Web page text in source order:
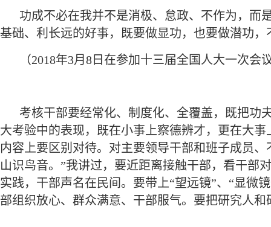
功成不必在我并不是消极、怠政、不作为，而
基础、利长远的好事，既要做显功，也要做潜功
（2018年3月8日在参加十三届全国人大一次
考核干部要经常化、制度化、全覆盖，既把功
大考验中的表现，既在小事上察德辨才，更在大
内容上要区别对待。对主要领导干部和班子成员
山识鸟音。”我讲过，要近距离接触干部，看干部
实践，干部声名在民间。要带上“望远镜”、“显微
部组织放心、群众满意、干部服气。要把研究人